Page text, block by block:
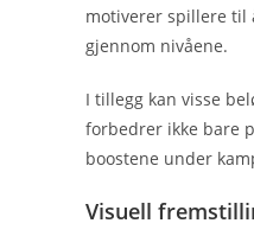
motiverer spillere til
gjennom nivåene.
I tillegg kan visse
forbedrer ikke bare
boostene under
Visuell